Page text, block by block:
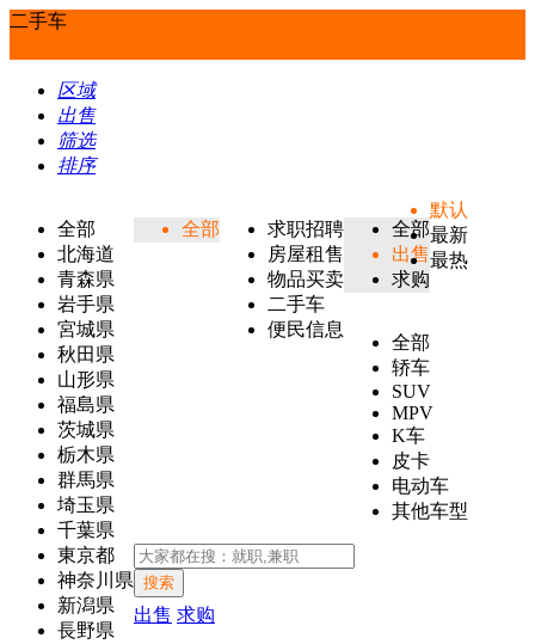
二手车
区域
出售
筛选
排序
全部
北海道
青森県
岩手県
宮城県
秋田県
山形県
福島県
茨城県
栃木県
群馬県
埼玉県
千葉県
東京都
神奈川県
新潟県
長野県
全部
求职招聘
房屋租售
物品买卖
二手车
便民信息
全部
出售
求购
全部
轿车
SUV
MPV
K车
皮卡
电动车
其他车型
默认
最新
最热
搜索
出售 求购